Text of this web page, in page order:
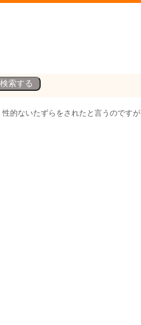
性的ないたずらをされたと言うのですが